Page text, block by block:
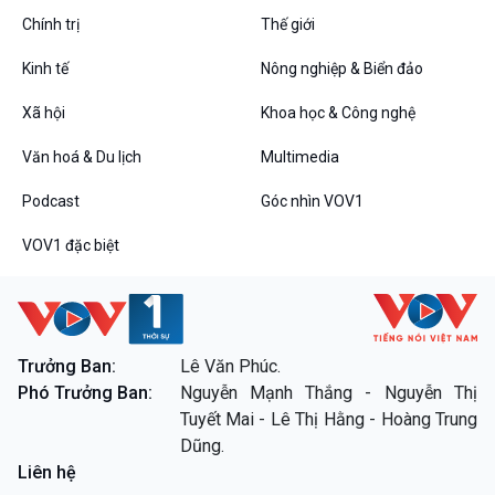
VOV1 đặc biệt
Chân dung cuộc sống
Chính trị Thế giới
Kinh tế Nông nghiệp & Biển đảo
Xã hội Khoa học & Công nghệ
Văn hoá & Du lịch Multimedia
Podcast Góc nhìn VOV1
VOV1 đặc biệt
Trưởng Ban:
Lê Văn Phúc.
Phó Trưởng Ban:
Nguyễn Mạnh Thắng - Nguyễn Thị
Tuyết Mai - Lê Thị Hằng - Hoàng Trung
Dũng.
Liên hệ